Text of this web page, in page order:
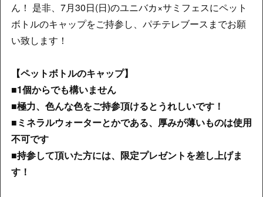
ん！ 是非、7月30日(日)のユニバカ×サミフェスにペット
ボトルのキャップをご持参し、パチテレブースまでお願
い致します！
【ペットボトルのキャップ】
■1個からでも構いません
■極力、色んな色をご持参頂けるとうれしいです！
■ミネラルウォーターとかである、厚みが薄いものは使用
不可です
■持参して頂いた方には、限定プレゼントを差し上げま
す！